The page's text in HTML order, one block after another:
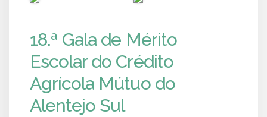
18.ª Gala de Mérito
Escolar do Crédito
Agrícola Mútuo do
Alentejo Sul